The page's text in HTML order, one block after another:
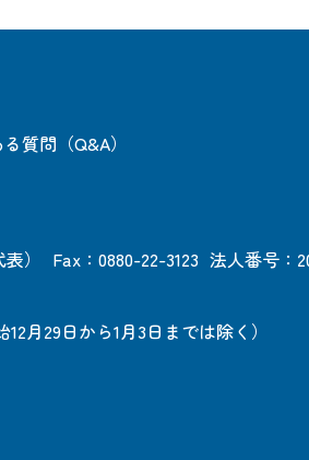
質問（Q&A）
） Fax：0880-22-3123 法人番号：
月29日から1月3日までは除く）